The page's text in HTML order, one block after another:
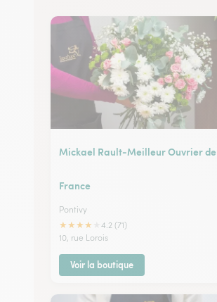
Mickael Rault-Meilleur Ouvrier de
France
Pontivy
★★★★
4.2 (71)
10, rue Lorois
Voir la boutique